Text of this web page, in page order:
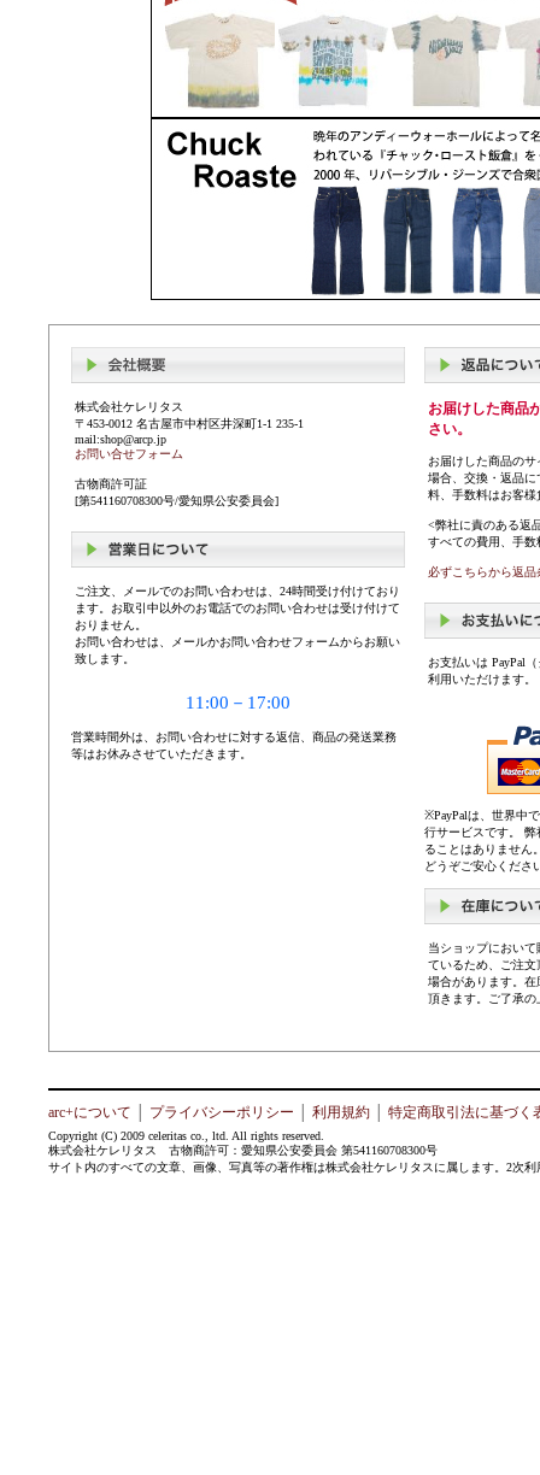
株式会社ケレリタス
〒453-0012 名古屋市中村区井深町1-1 235-1
mail:shop@arcp.jp
お問い合せフォーム
古物商許可証
[第541160708300号/愛知県公安委員会]
ご注文、メールでのお問い合わせは、24時間受け付けており
ます。お取引中以外のお電話でのお問い合わせは受け付けて
おりません。
お問い合わせは、メールかお問い合わせフォームからお願い
致します。
11:00－17:00
営業時間外は、お問い合わせに対する返信、商品の発送業務
等はお休みさせていただきます。
お届けした商品
さい。
お届けした商品の
場合、交換・返品
料、手数料はお客
<弊社に責のある返
すべての費用、手
必ずこちらから返
お支払いは PayPal
利用いただけます。
※PayPalは、世界中
行サービスです。
ることはありません
どうぞご安心くださ
当ショップにおい
ているため、ご注
場合があります。
頂きます。ご了承
arc+について プライバシーポリシー 利用規約 特定商取引法に基づく
Copyright (C) 2009 celeritas co., ltd. All rights reserved.
株式会社ケレリタス 古物商許可：愛知県公安委員会 第541160708300号
サイト内のすべての文章、画像、写真等の著作権は株式会社ケレリタスに属します。2次